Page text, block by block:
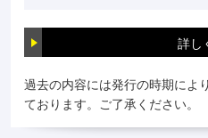
詳し
過去の内容には発行の時期によ
ております。ご了承ください。